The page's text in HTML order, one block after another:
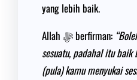
yang lebih baik.
Allah ﷻ berfirman:
sesuatu, padahal itu
(pula) kamu menyukai